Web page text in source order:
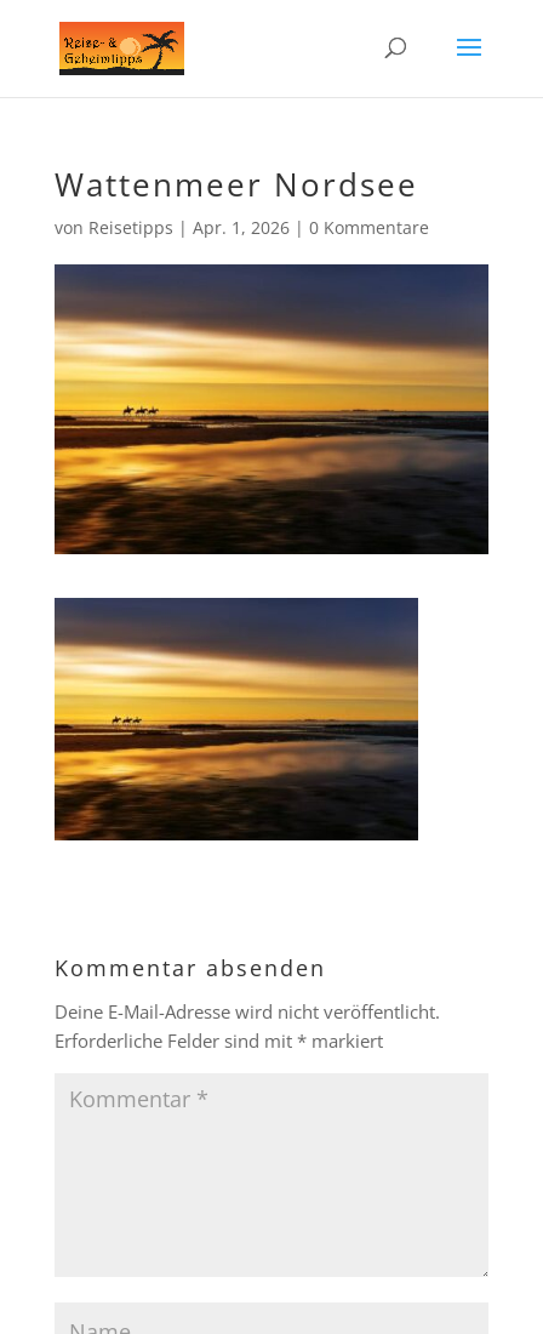
Wattenmeer Nordsee
von Reisetipps | Apr. 1, 2026| 0 Kommentare
Kommentar absenden
Deine E-Mail-Adresse wird nicht veröffentlicht.
Erforderliche Felder sind mit *markiert